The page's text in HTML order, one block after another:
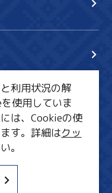
共有
へ
利用状況の解
使用していま
は、Cookieの使
す。詳細はクッ
。